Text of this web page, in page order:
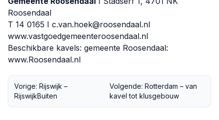
Roosendaal
T 14 0165 I c.van.hoek@roosendaal.nl
www.vastgoedgemeenteroosendaal.nl
Beschikbare kavels: gemeente Roosendaal:
www.Roosendaal.nl
Vorige: Rijswijk –
RijswijkBuiten
Volgende: Rotterdam – van
kavel tot klusgebouw